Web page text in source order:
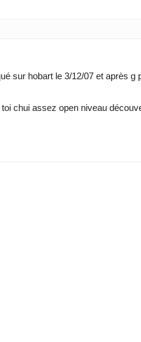
sur hobart le 3/12/07 et après g
chui assez open niveau